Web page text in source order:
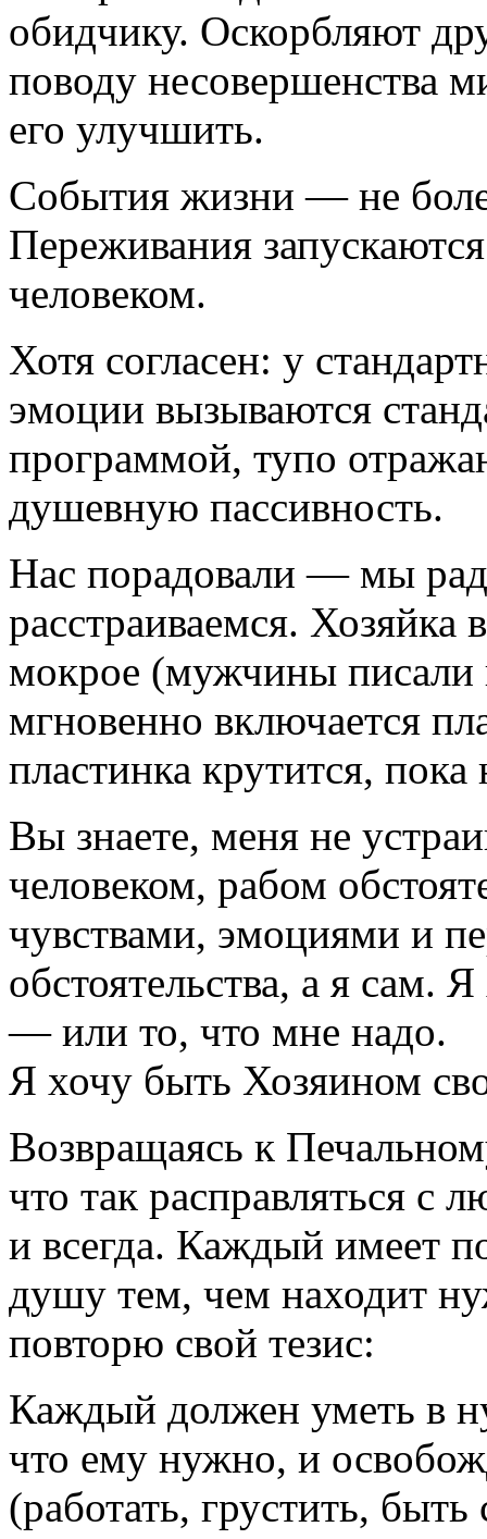
обидчику. Оскорбляют
поводу несовершенства
его улучшить.
События жизни — не
Переживания
человеком.
Хотя согласен: у
эмоции вызываются
программой, тупо
душевную пассивность.
Нас порадовали — мы
расстраиваемся. Хозяйка
мокрое (мужчины писали
мгновенно включается
пластинка крутится,
Вы знаете, меня не
человеком, рабом
чувствами, эмоциями и
обстоятельства, а я сам.
— или то, что мне надо.
Я хочу быть Хозяином
Возвращаясь к
что так расправляться с
и всегда. Каждый имеет
душу тем, чем находит
повторю свой тезис:
Каждый должен уметь в
что ему нужно, и
(работать, грустить,